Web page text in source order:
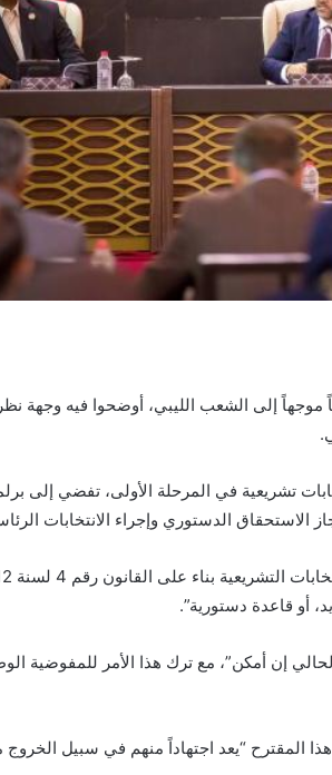
بياناً موجهاً إلى الشعب الليبي، أوضحوا فيه وجهة
تشريعية في المرحلة الأولى، تفضي إلى
الدستوري وإجراء الانتخابات
أو قاعدة دستورية”.
إن أمكن”، مع ترك هذا الأمر للمفوضية
المقترح “يعد اجتهاداً منهم في سبيل